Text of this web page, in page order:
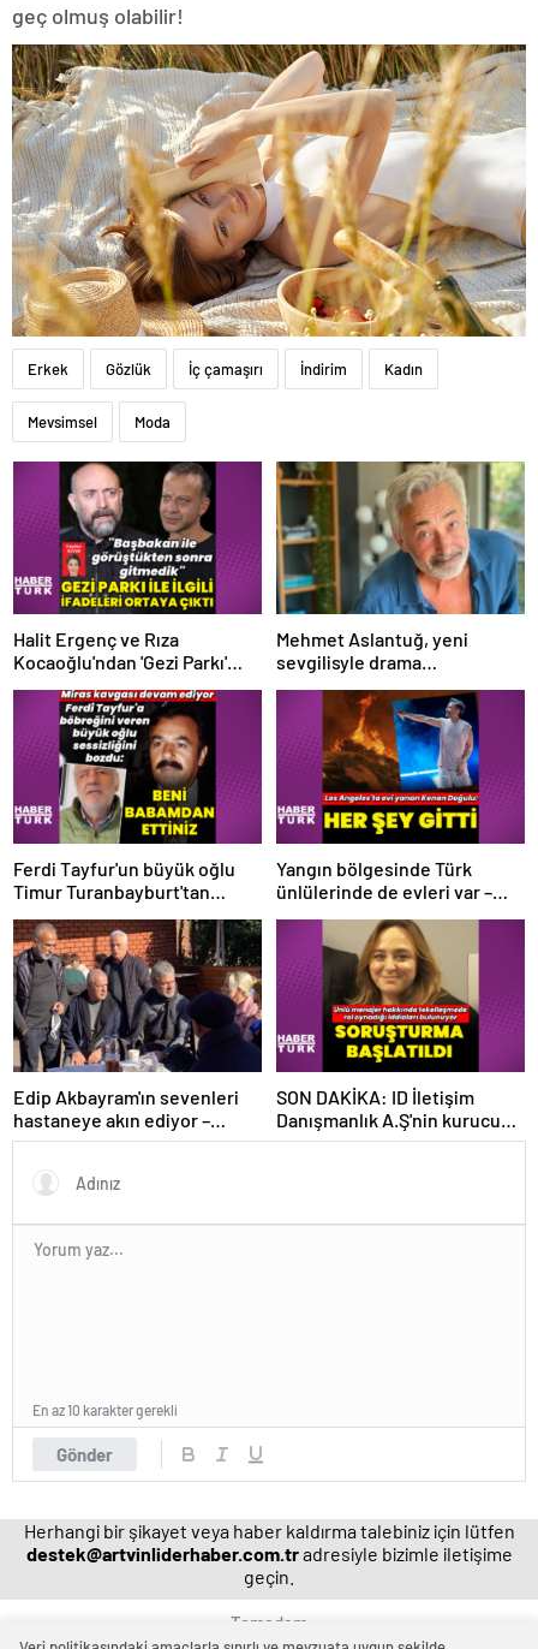
geç olmuş olabilir!
Erkek Gözlük İç çamaşırı İndirim Kadın
Mevsimsel Moda
Halit Ergenç ve Rıza
Kocaoğlu'ndan 'Gezi Parkı'
ifadesi – Magazin haberleri
Mehmet Aslantuğ, yeni
sevgilisyle drama
çalışmalarında tanıştı –
Magazin haberleri
Ferdi Tayfur'un büyük oğlu
Timur Turanbayburt'tan
Yangın bölgesinde Türk
ünlülerinde de evleri var –
Edip Akbayram'ın sevenleri
hastaneye akın ediyor –
Magazin habetrleri
SON DAKİKA: ID İletişim
Danışmanlık A.Ş'nin kurucusu
ve ortağı olan Ayşe Barım
Gönder
En az 10 karakter gerekli
Herhangi bir şikayet veya haber kaldırma talebiniz için lütfen
destek@artvinliderhaber.com.tradresiyle bizimle iletişime
geçin.
Temadam